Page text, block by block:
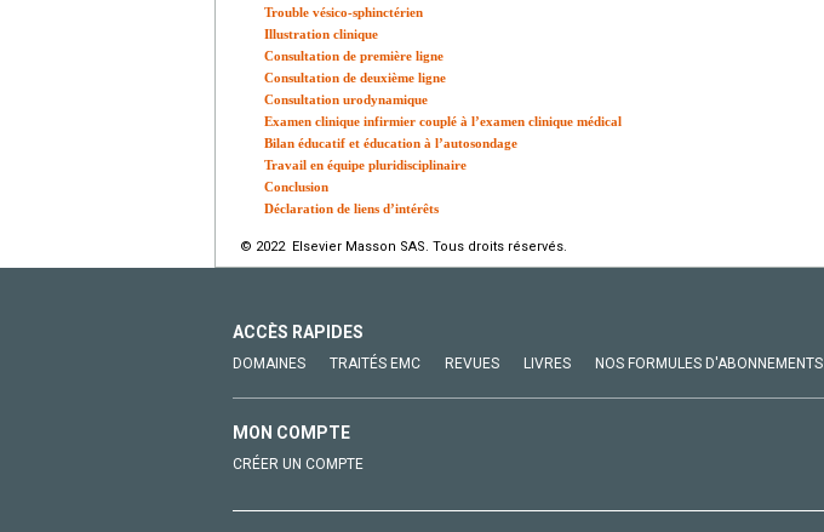
Trouble vésico-sphinctérien
Illustration clinique
Consultation de première ligne
Consultation de deuxième ligne
Consultation urodynamique
Examen clinique infirmier couplé à l’examen clinique médical
Bilan éducatif et éducation à l’autosondage
Travail en équipe pluridisciplinaire
Conclusion
Déclaration de liens d’intérêts
© 2022 Elsevier Masson SAS. Tous droits réservés.
ACCÈS RAPIDES
DOMAINES TRAITÉS EMC REVUES LIVRES NOS FORMULES D'ABONNEMENTS
MON COMPTE
CRÉER UN COMPTE